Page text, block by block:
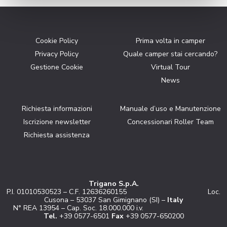
Cookie Policy
Privacy Policy
Gestione Cookie
Prima volta in camper
Quale camper stai cercando?
Virtual Tour
News
Richiesta informazioni
Iscrizione newsletter
Richiesta assistenza
Manuale d’uso e Manutenzione
Concessionari Roller Team
Trigano S.p.A.
P.I. 01010530523 – C.F. 12636260155 Loc.
Cusona – 53037 San Gimignano (SI) – Italy
N° REA 13954 – Cap. Soc. 18.000.000 i.v.
Tel. +39 0577-6501 Fax+39 0577-650200